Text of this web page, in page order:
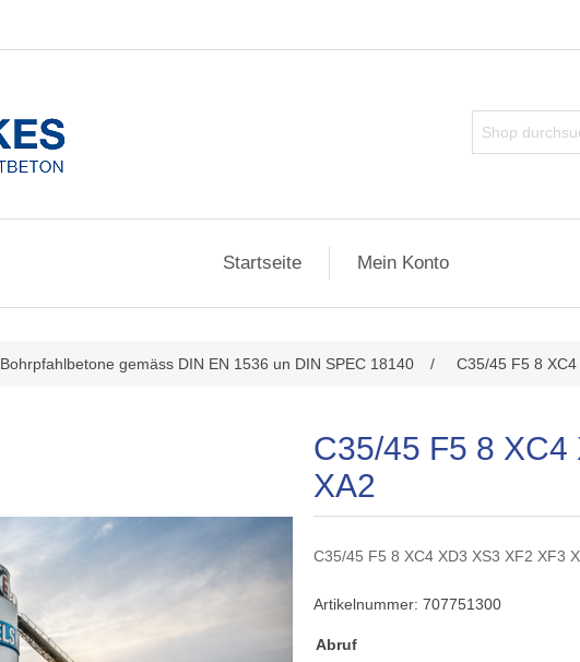
Startseite Mein Konto
Bohrpfahlbetone gemäss DIN EN 1536 un DIN SPEC 18140 / C35/45 F5 8
C35/45 F5 8
XA2
C35/45 F5 8 XC4 XD3 XS3 XF2 XF3
Artikelnummer: 707751300
Abruf